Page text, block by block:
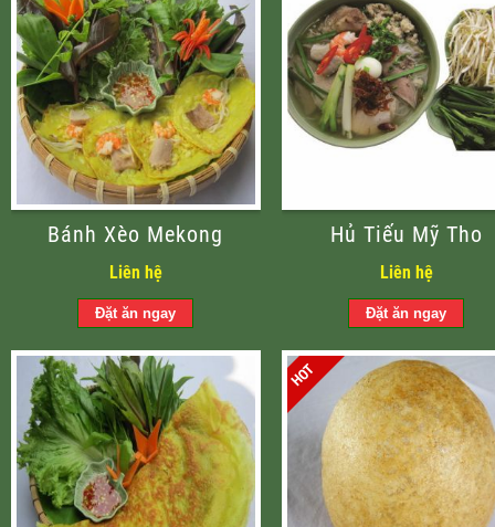
Bánh Xèo Mekong
Liên hệ
Hủ Tiếu Mỹ Tho
Liên hệ